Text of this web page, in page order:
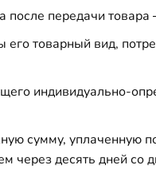
после передачи
товарный вид,
индивидуально-
сумму, уплаченную
через десять дней